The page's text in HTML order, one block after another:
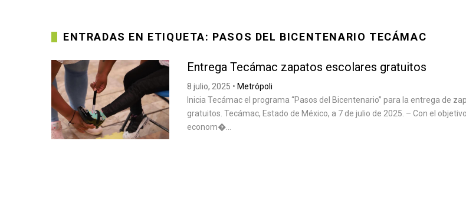
ENTRADAS EN ETIQUETA: PASOS DEL BICENTENARIO TECÁMAC
Entrega Tecámac zapatos escolares gratuitos
8 julio, 2025 • Metrópoli
Inicia Tecámac el programa “Pasos del Bicentenario” para la entrega de
gratuitos. Tecámac, Estado de México, a 7 de julio de 2025. – Con el
econom�...